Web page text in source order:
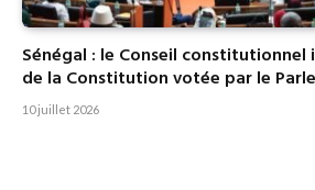
Sénégal : le Conseil
de la Constitution votée par le
10 juillet 2026